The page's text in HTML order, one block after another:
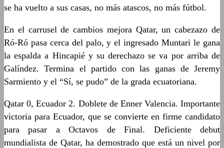
se ha vuelto a sus casas, no más atascos, no más fútbol.
En el carrusel de cambios mejora Qatar, un cabezazo de
Ró-Ró pasa cerca del palo, y el ingresado Muntari le gana
la espalda a Hincapié y su derechazo se va por arriba de
Galíndez. Termina el partido con las ganas de Jeremy
Sarmiento y el “Sí, se pudo” de la grada ecuatoriana.
Qatar 0, Ecuador 2. Doblete de Enner Valencia. Importante
victoria para Ecuador, que se convierte en firme candidato
para pasar a Octavos de Final. Deficiente debut
mundialista de Qatar, ha demostrado que está un nivel por